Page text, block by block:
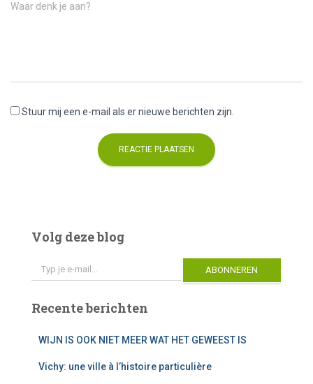
Waar denk je aan?
Stuur mij een e-mail als er nieuwe berichten zijn.
Volg deze blog
ABONNEREN
Recente berichten
WIJN IS OOK NIET MEER WAT HET GEWEEST IS
Vichy: une ville à l’histoire particulière